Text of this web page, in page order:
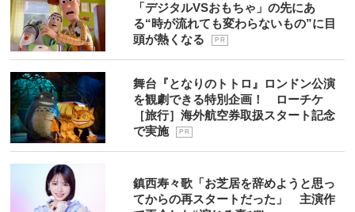
「デジタルVSおもちゃ」の先にあ
る“時が流れても変わらないもの”に目
頭が熱くなる
P R
舞台『となりのトトロ』ロンドン公演
を観劇できる特別企画！ ローチケ
［旅行］海外航空券取扱スタート記念
で実施
P R
鎮西寿々歌「お芝居を辞めようと思っ
てからの再スタートだった」 主演作